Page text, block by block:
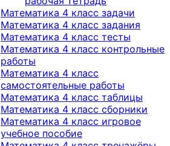
Математика 4 класс задачи
Математика 4 класс задания
Математика 4 класс тесты
Математика 4 класс контрольные
работы
Математика 4 класс
самостоятельные работы
Математика 4 класс таблицы
Математика 4 класс сборники
Математика 4 класс игровое
учебное пособие